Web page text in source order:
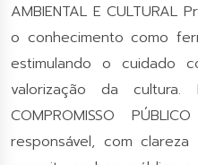
AMBIENTAL E CULTURAL
o conhecimento como
estimulando o cuidado
valorização da cultura.
COMPROMISSO
responsável, com